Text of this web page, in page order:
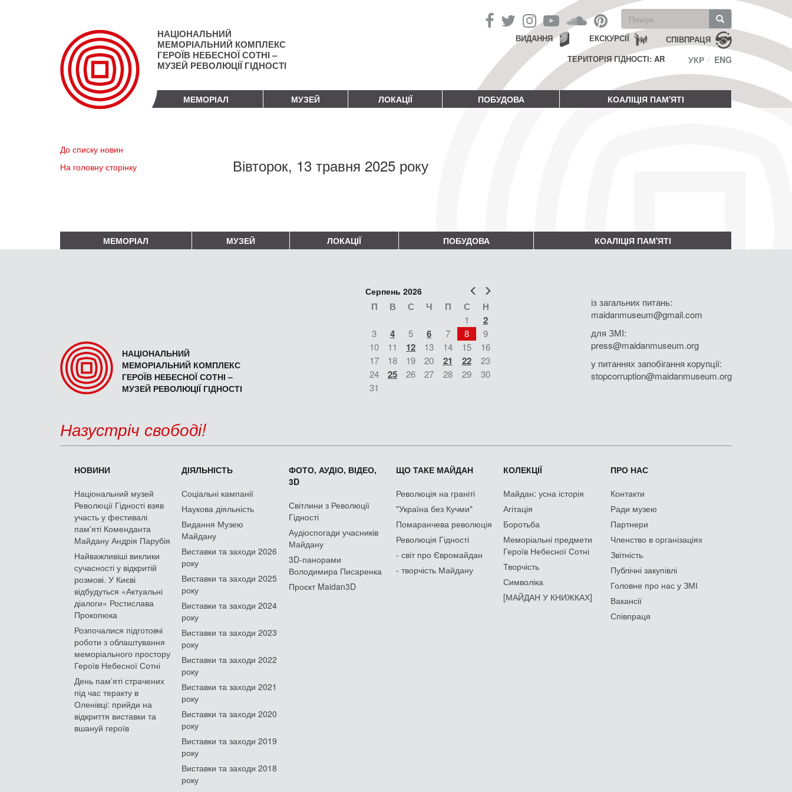
НАЦІОНАЛЬНИЙ
МЕМОРІАЛЬНИЙ КОМПЛЕКС
ГЕРОЇВ НЕБЕСНОЇ СОТНІ –
МУЗЕЙ РЕВОЛЮЦІЇ ГІДНОСТІ
Пошукова
форма
Пошук СПІВПРАЦЯ
ЕКСКУРСІЇ
ВИДАННЯ
ТЕРИТОРІЯ ГІДНОСТІ: AR
УКР ENG
МЕМОРІАЛ МУЗЕЙ ЛОКАЦІЇ ПОБУДОВА КОАЛІЦІЯ ПАМ'ЯТІ
До списку новин
На головну сторінку
Вівторок, 13 травня 2025 року
МЕМОРІАЛ МУЗЕЙ ЛОКАЦІЇ ПОБУДОВА КОАЛІЦІЯ ПАМ'ЯТІ
НАЦІОНАЛЬНИЙ
МЕМОРІАЛЬНИЙ КОМПЛЕКС
ГЕРОЇВ НЕБЕСНОЇ СОТНІ –
МУЗЕЙ РЕВОЛЮЦІЇ ГІДНОСТІ
Попер
Серпень 2026
П В С Ч П С Н
1 2
3 4 5 6 7 8
9
10
11 12 13 14 15
16
17
18 19 20 21 22
23
24
25 26 27 28 29
30
31
із загальних питань:
maidanmuseum@gmail.com
для ЗМІ:
press@maidanmuseum.org
у питаннях запобігання корупції:
stopcorruption@maidanmuseum.org
Назустріч свободі!
НОВИНИ
Національний музей
Революції Гідності взяв
участь у фестивалі
пам'яті Коменданта
Майдану Андрія Парубія
Найважливіші виклики
сучасності у відкритій
розмові. У Києві
відбудуться «Актуальні
діалоги» Ростислава
Прокопюка
Розпочалися підготовчі
роботи з облаштування
меморіального простору
Героїв Небесної Сотні
День памʼяті страчених
під час теракту в
Оленівці: прийди на
відкриття виставки та
вшануй героїв
ДІЯЛЬНІСТЬ
Соціальні кампанії
Наукова діяльність
Видання Музею
Майдану
Виставки та заходи 2026
року
Виставки та заходи 2025
року
Виставки та заходи 2024
року
Виставки та заходи 2023
року
Виставки та заходи 2022
року
Виставки та заходи 2021
року
Виставки та заходи 2020
року
Виставки та заходи 2019
року
Виставки та заходи 2018
року
ФОТО, АУДІО, ВІДЕО,
3D
Світлини з Революції
Гідності
Аудіоспогади учасників
Майдану
3D-панорами
Володимира Писаренка
Проєкт Maidan3D
ЩО ТАКЕ МАЙДАН
Революція на граніті
"Україна без Кучми"
Помаранчева революція
Революція Гідності
- світ про Євромайдан
- творчість Майдану
КОЛЕКЦІЇ
Майдан: усна історія
Агітація
Боротьба
Меморіальні предмети
Героїв Небесної Сотні
Творчість
Символіка
[МАЙДАН У КНИЖКАХ]
ПРО НАС
Контакти
Ради музею
Партнери
Членство в організаціях
Звітність
Публічні закупівлі
Головне про нас у ЗМІ
Вакансії
Співпраця